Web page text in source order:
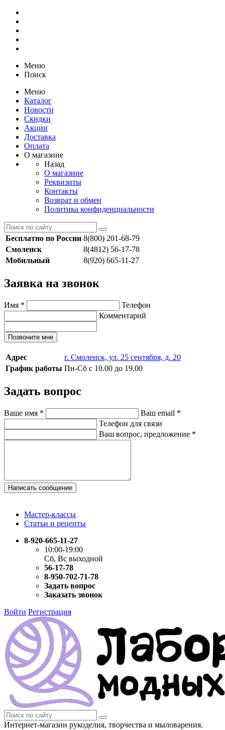
Меню
Поиск
Меню
Каталог
Новости
Скидки
Акции
Доставка
Оплата
О магазине
Назад
О магазине
Реквизиты
Контакты
Возврат и обмен
Политика конфиденциальности
Бесплатно по России 8(800) 201-68-79
Смоленск
8(4812) 56-17-78
Мобильный
8(920) 665-11-27
Заявка на звонок
Имя *
Телефон
Комментарий
Позвоните мне
Адрес
г. Смоленск, ул. 25 сентября, д. 20
График работы Пн-Сб с 10.00 до 19.00
Задать вопрос
Ваше имя * Ваш email *
Телефон для связи
Ваш вопрос, предложение *
Написать сообщение
Мастер-классы
Статьи и рецепты
8-920-665-11-27
10:00-19:00
Сб, Вс выходной
56-17-78
8-950-702-71-78
Задать вопрос
Заказать звонок
Войти Регистрация
Интернет-магазин рукоделия, творчества и мыловарения.